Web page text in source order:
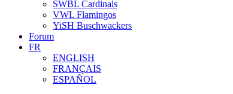
SWBL Cardinals
VWL Flamingos
YiSH Buschwackers
Forum
FR
ENGLISH
FRANÇAIS
ESPAÑOL